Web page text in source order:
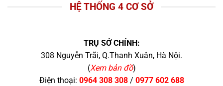
HỆ THỐNG 4 CƠ SỞ
TRỤ SỞ CHÍNH:
308 Nguyễn Trãi, Q.Thanh Xuân, Hà Nội.
(Xem bản đồ)
Điện thoại: 0964 308 308/ 0977 602 688